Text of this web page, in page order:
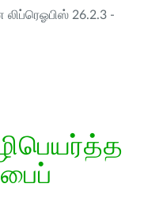
லிப்ரெஓபிஸ் 26.2.3 -